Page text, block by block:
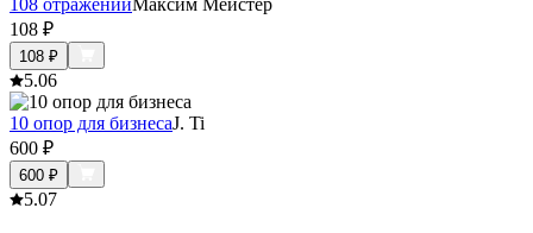
108 отраженийМаксим Мейстер
108 ₽
108 ₽
5.06
10 опор для бизнесаJ. Ti
600 ₽
600 ₽
5.07